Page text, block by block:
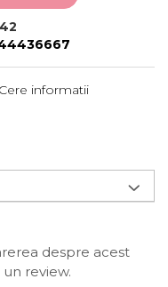
Cere informatii
despre acest
review.